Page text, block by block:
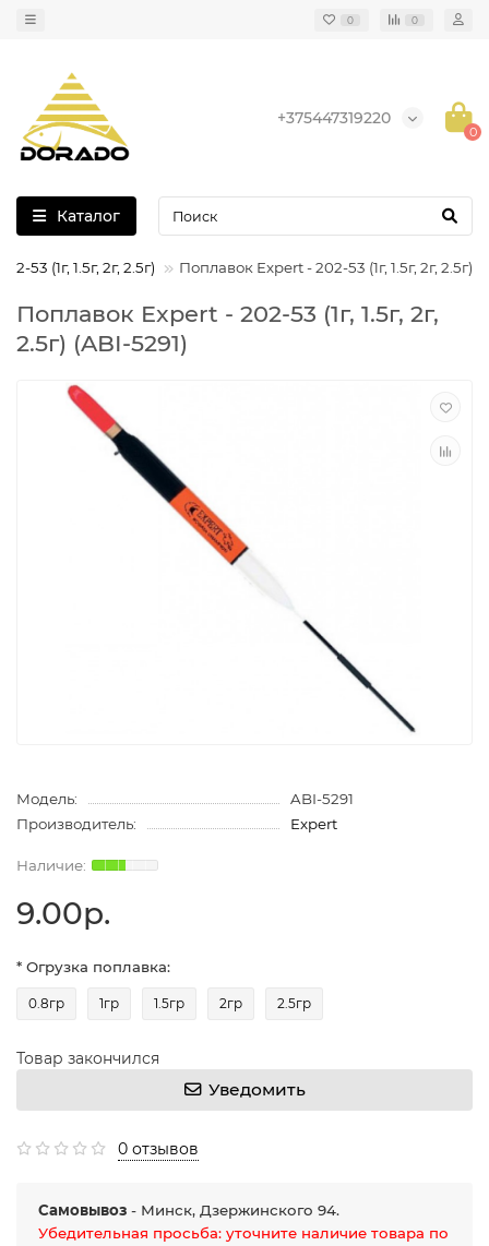
0 0
+375447319220
0
Каталог
53 (1г, 1.5г, 2г, 2.5г) Поплавок Expert - 202-53 (1г, 1.5г, 2г, 2.5г)
Поплавок Expert - 202-53 (1г, 1.5г, 2г,
2.5г) (ABI-5291)
Модель:
ABI-5291
Производитель:
Expert
9.00р.
* Огрузка поплавка:
0.8гр 1гр 1.5гр 2гр 2.5гр
Товар закончился
Уведомить
0 отзывов
Самовывоз - Минск, Дзержинского 94.
Убедительная просьба: уточните наличие товара по